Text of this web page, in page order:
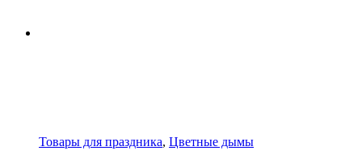
Товары для праздника, Цветные дымы